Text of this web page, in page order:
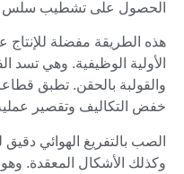
الحصول على تشطيب سلس
هذه الطريقة مفضلة
الأولية الوظيفية. وهي تسد
والقولبة بالحقن. تطبق
خفض التكاليف وتقصير
الصب بالتفريغ الهوائي دقيق
وكذلك الأشكال المعقدة.